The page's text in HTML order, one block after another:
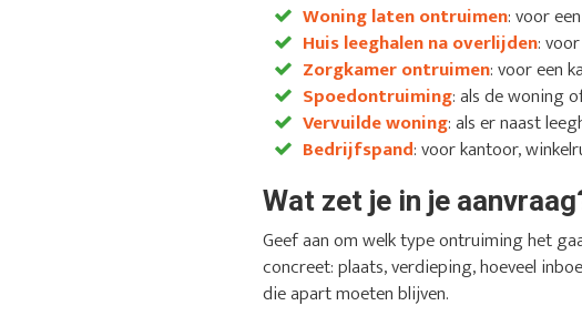
Woning laten ontruimen: voor
Huis leeghalen na overlijden:
Zorgkamer ontruimen: voor een
Spoedontruiming: als de woning
Vervuilde woning: als er naast
Bedrijfspand: voor kantoor,
Wat zet je in je
Geef aan om welk type ontruiming het
concreet: plaats, verdieping, hoeveel
die apart moeten blijven.